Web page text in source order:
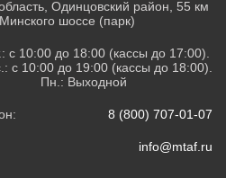
Одинцовский район, 55 км
Минского шоссе (парк)
с 10:00 до 18:00 (кассы до 17:00).
с 10:00 до 19:00 (кассы до 18:00).
Пн.: Выходной
8 (800) 707-01-07
info@mtaf.ru